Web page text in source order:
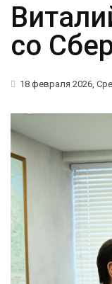
со
18 февраля 2026,